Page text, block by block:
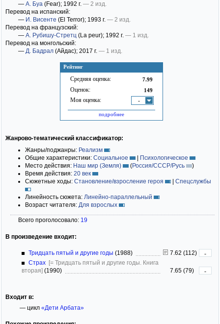
Рейтинг
Средняя оценка: 7.99
Оценок: 149
Моя оценка: -
подробнее
— А. Буа (Fear); 1992 г. — 2 изд.
Перевод на испанский:
— И. Висенте (El Terror); 1993 г. — 2 изд.
Перевод на французский:
— А. Рубишу-Стретц (La peur); 1992 г. — 1 изд.
Перевод на монгольский:
— Д. Бадрал (Айдас); 2017 г. — 1 изд.
Жанрово-тематический классификатор:
Жанры/поджанры: Реализм
Общие характеристики: Социальное | Психологическое
Место действия: Наш мир (Земля) (Россия/СССР/Русь
)
Время действия: 20 век
Сюжетные ходы: Становление/взросление героя | Спецслужбы
Линейность сюжета: Линейно-параллельный
Возраст читателя: Для взрослых
Всего проголосовало: 19
В произведение входит:
Тридцать пятый и другие годы (1988) 7.62 (112)
-
Страх [= Тридцать пятый и другие годы. Книга
вторая] (1990) 7.65 (79) -
Входит в:
— цикл «Дети Арбата»